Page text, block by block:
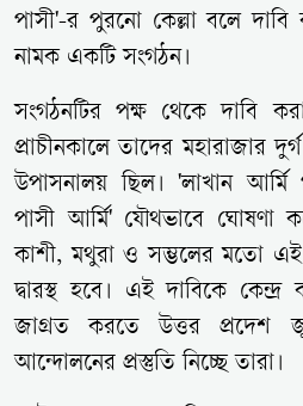
পাসী'-র পুরনো কেল্লা বলে
নামক একটি সংগঠন।
সংগঠনটির পক্ষ থেকে দাবি
প্রাচীনকালে তাদের মহারাজার
উপাসনালয় ছিল। 'লাখান
পাসী আর্মি' যৌথভাবে ঘোষণা
কাশী, মথুরা ও সম্ভলের মতো
দ্বারস্থ হবে। এই দাবিকে
জাগ্রত করতে উত্তর প্রদেশ
আন্দোলনের প্রস্তুতি নিচ্ছে তারা।